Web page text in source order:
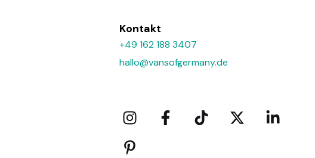
Kontakt
+49 162 188 3407
hallo@vansofgermany.de